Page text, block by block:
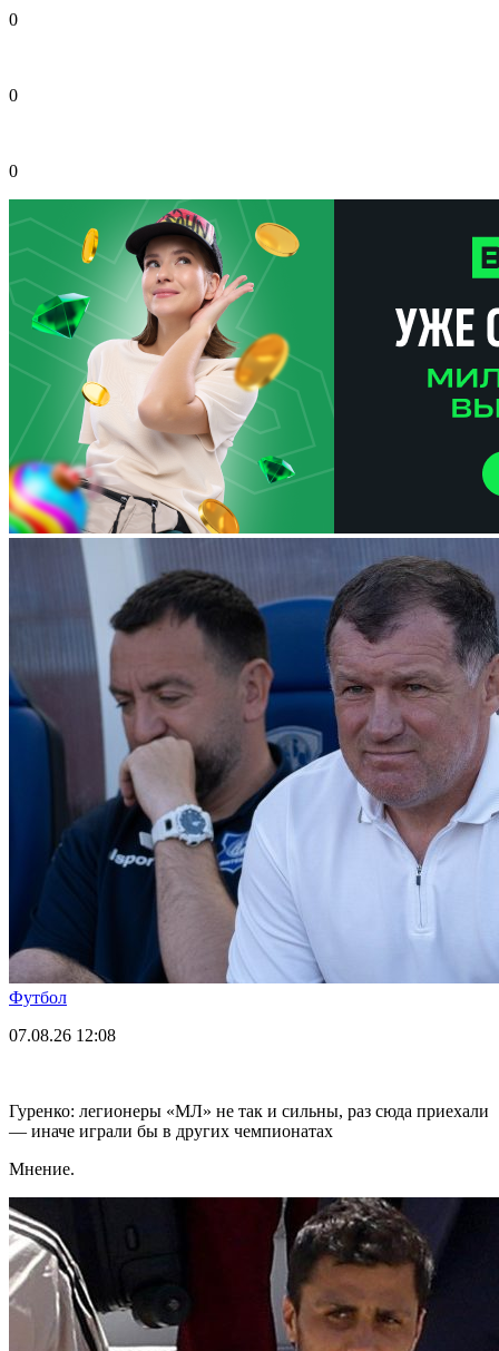
0
0
0
Футбол
07.08.26 12:08
Гуренко: легионеры «МЛ» не так и сильны, раз сюда приехали
— иначе играли бы в других чемпионатах
Мнение.